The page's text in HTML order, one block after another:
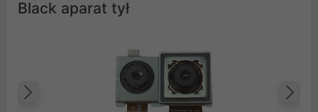
Black aparat tył
Poprzedni